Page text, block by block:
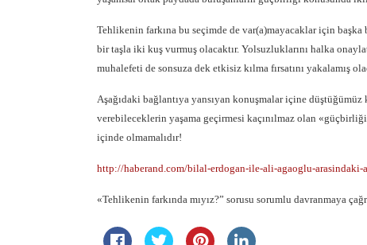
Tehlikenin farkına bu seçimde de var(a)mayacaklar için
bir taşla iki kuş vurmuş olacaktır. Yolsuzluklarını halka
muhalefeti de sonsuza dek etkisiz kılma fırsatını yakalamış
Aşağıdaki bağlantıya yansıyan konuşmalar içine
verebileceklerin yaşama geçirmesi kaçınılmaz olan
içinde olmamalıdır!
http://haberand.com/bilal-erdogan-ile-ali-agaoglu-
«Tehlikenin farkında mıyız?” sorusu sorumlu davranmaya